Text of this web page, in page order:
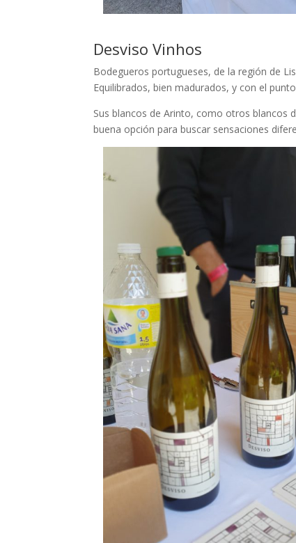
Desviso Vinhos
Bodegueros portugueses, de la región de
Equilibrados, bien madurados, y con el
Sus blancos de Arinto, como otros blancos
buena opción para buscar sensaciones